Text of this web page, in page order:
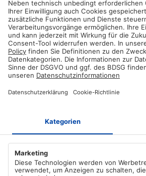
check_country "Italy");
delay(2000);
check_country("Germany");
delay(2000 );
check_country ("Spain");
delay(2000);
check_country("Russia");
delay(2000);
2000);
void draw_country_screen (StringsCountry){